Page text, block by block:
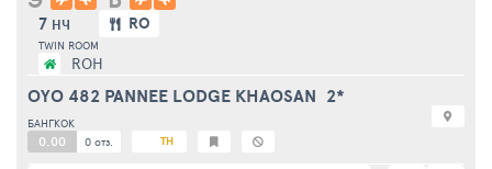
7 НЧ RO
TWIN ROOM
ROH
OYO 482 PANNEE LODGE KHAOSAN 2*
БАНГКОК
0.00 0 отз. TH